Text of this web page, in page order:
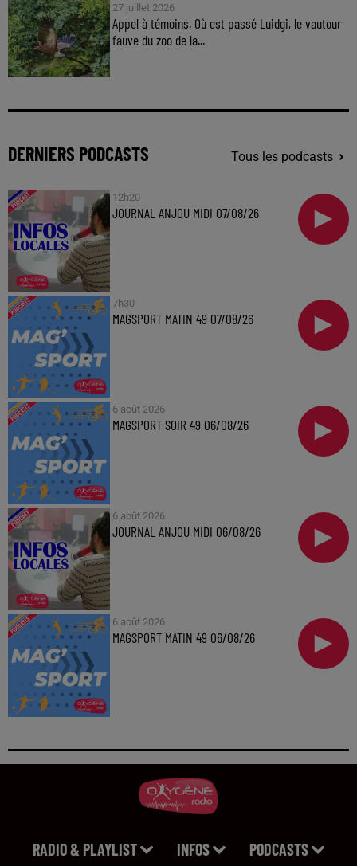
27 juillet 2026
Appel à témoins. Où est passé Luidgi, le vautour
fauve du zoo de la...
DERNIERS PODCASTS Tous les podcasts
12h20
JOURNAL ANJOU MIDI 07/08/26
7h30
MAGSPORT MATIN 49 07/08/26
6 août 2026
MAGSPORT SOIR 49 06/08/26
6 août 2026
JOURNAL ANJOU MIDI 06/08/26
6 août 2026
MAGSPORT MATIN 49 06/08/26
RADIO & PLAYLIST INFOS PODCASTS